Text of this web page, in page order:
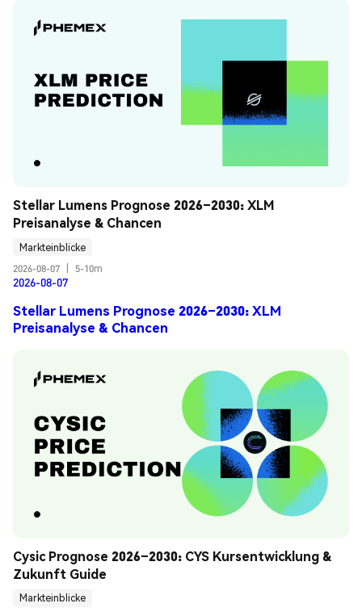
Stellar Lumens Prognose 2026–2030: XLM
Preisanalyse & Chancen
Markteinblicke
2026-08-07
5-10m
2026-08-07
Stellar Lumens Prognose 2026–2030: XLM
Preisanalyse & Chancen
Cysic Prognose 2026–2030: CYS Kursentwicklung &
Zukunft Guide
Markteinblicke